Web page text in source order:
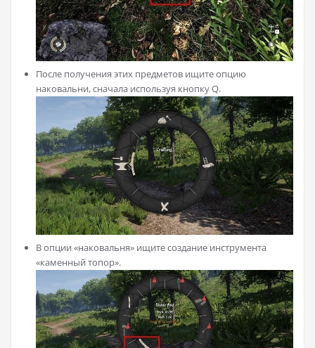
После получения этих предметов ищите опцию
наковальни, сначала используя кнопку Q.
В опции «наковальня» ищите создание инструмента
«каменный топор».